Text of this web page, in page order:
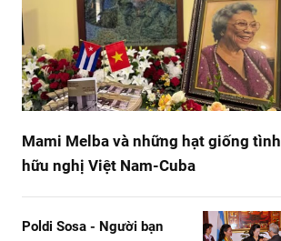
Mami Melba và những hạt giống tình
hữu nghị Việt Nam-Cuba
Poldi Sosa - Người bạn